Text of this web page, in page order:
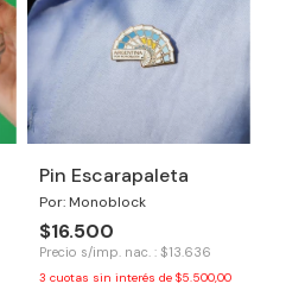
Pin Escarapaleta
Por: Monoblock
$16.500
Precio s/imp. nac. : $13.636
3 cuotas sin interés de $5.500,00